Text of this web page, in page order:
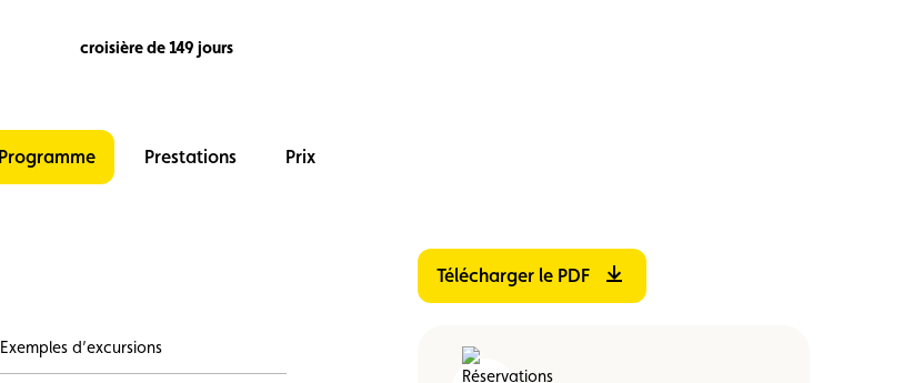
croisière de 149 jours
Programme Prestations Prix
Exemples d’excursions
Télécharger le PDF